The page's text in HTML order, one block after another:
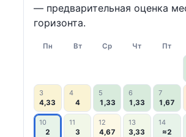
— предварительная оценка
горизонта.
Пн Вт Ср Чт Пт
3
4,33
4
4
5
1,33
6
1,33
7
1,67
10
2
11
3
12
4,67
13
3,33
14
≈2